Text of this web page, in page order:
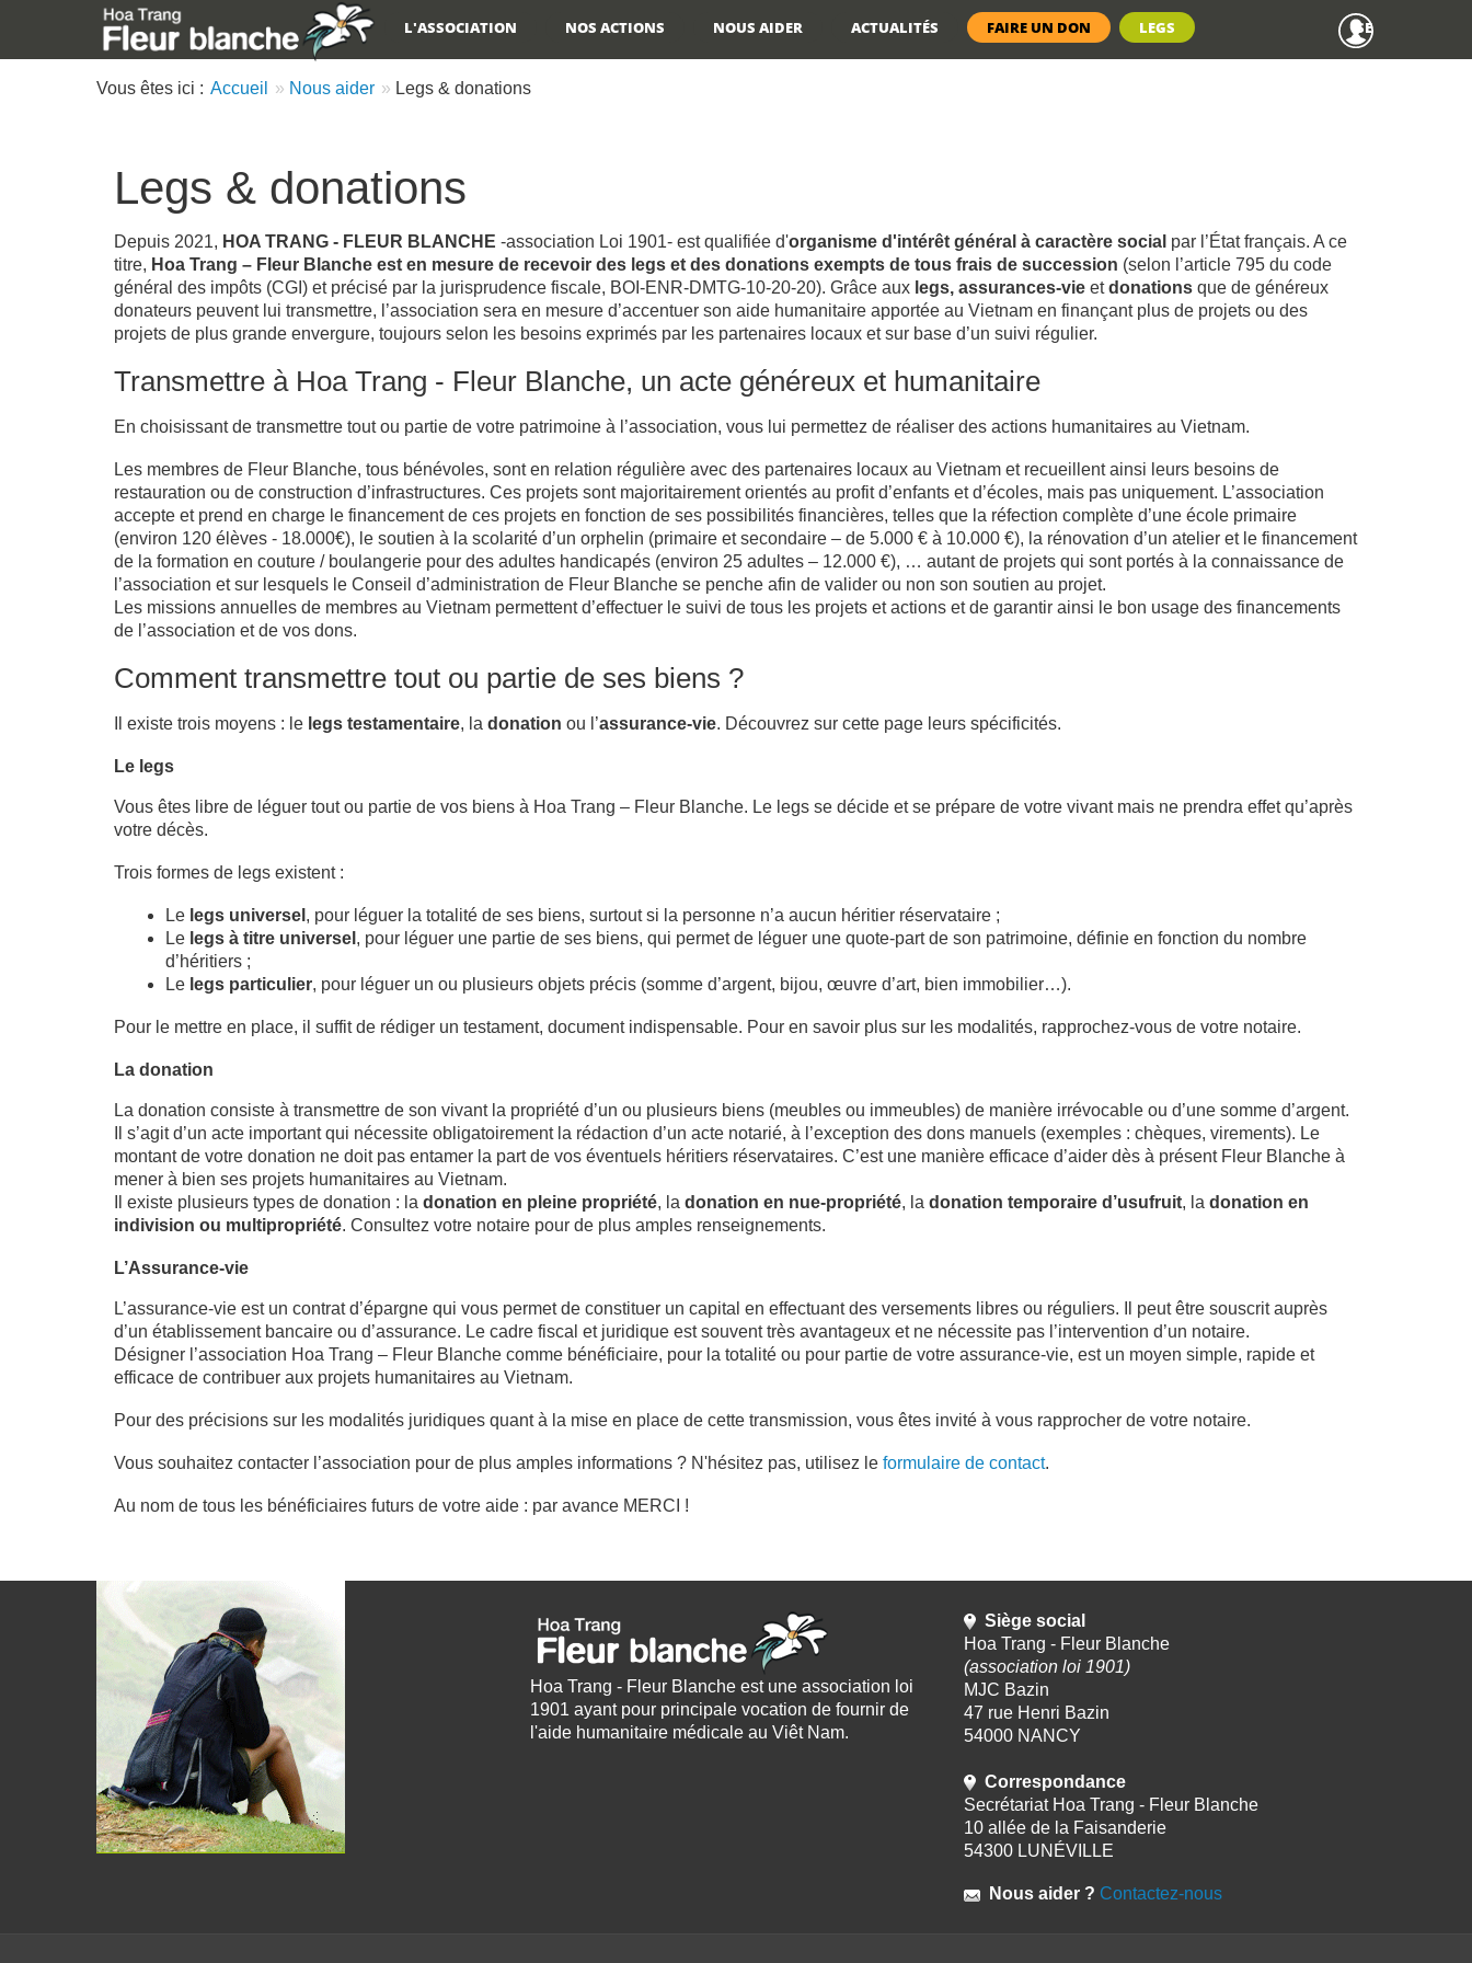
Main menu L'ASSOCIATION NOS ACTIONS NOUS AIDER ACTUALITÉS FAIRE UN DON LEGS
Menu
anonyme
SE CONNECTER
Vous êtes ici : Accueil Nous aider Legs & donations
Legs & donations
Depuis 2021, HOA TRANG - FLEUR BLANCHE -association Loi 1901- est qualifiée d'organisme d'intérêt général à caractère social par l’État français. A ce
titre, Hoa Trang – Fleur Blanche est en mesure de recevoir des legs et des donations exempts de tous frais de succession (selon l’article 795 du code
général des impôts (CGI) et précisé par la jurisprudence fiscale, BOI-ENR-DMTG-10-20-20). Grâce aux legs, assurances-vie etdonations que de généreux
donateurs peuvent lui transmettre, l’association sera en mesure d’accentuer son aide humanitaire apportée au Vietnam en finançant plus de projets ou des
projets de plus grande envergure, toujours selon les besoins exprimés par les partenaires locaux et sur base d’un suivi régulier.
Transmettre à Hoa Trang - Fleur Blanche, un acte généreux et humanitaire
En choisissant de transmettre tout ou partie de votre patrimoine à l’association, vous lui permettez de réaliser des actions humanitaires au Vietnam.
Les membres de Fleur Blanche, tous bénévoles, sont en relation régulière avec des partenaires locaux au Vietnam et recueillent ainsi leurs besoins de
restauration ou de construction d’infrastructures. Ces projets sont majoritairement orientés au profit d’enfants et d’écoles, mais pas uniquement. L’association
accepte et prend en charge le financement de ces projets en fonction de ses possibilités financières, telles que la réfection complète d’une école primaire
(environ 120 élèves - 18.000€), le soutien à la scolarité d’un orphelin (primaire et secondaire – de 5.000 € à 10.000 €), la rénovation d’un atelier et le financement
de la formation en couture / boulangerie pour des adultes handicapés (environ 25 adultes – 12.000 €), … autant de projets qui sont portés à la connaissance de
l’association et sur lesquels le Conseil d’administration de Fleur Blanche se penche afin de valider ou non son soutien au projet.
Les missions annuelles de membres au Vietnam permettent d’effectuer le suivi de tous les projets et actions et de garantir ainsi le bon usage des financements
de l’association et de vos dons.
Comment transmettre tout ou partie de ses biens ?
Il existe trois moyens : le legs testamentaire, la donation ou l’assurance-vie. Découvrez sur cette page leurs spécificités.
Le legs
Vous êtes libre de léguer tout ou partie de vos biens à Hoa Trang – Fleur Blanche. Le legs se décide et se prépare de votre vivant mais ne prendra effet qu’après
votre décès.
Trois formes de legs existent :
Le legs universel , pour léguer la totalité de ses biens, surtout si la personne n’a aucun héritier réservataire ;
Le legs à titre universel , pour léguer une partie de ses biens, qui permet de léguer une quote-part de son patrimoine, définie en fonction du nombre
d’héritiers ;
Le legs particulier, pour léguer un ou plusieurs objets précis (somme d’argent, bijou, œuvre d’art, bien immobilier…).
Pour le mettre en place, il suffit de rédiger un testament, document indispensable. Pour en savoir plus sur les modalités, rapprochez-vous de votre notaire.
La donation
La donation consiste à transmettre de son vivant la propriété d’un ou plusieurs biens (meubles ou immeubles) de manière irrévocable ou d’une somme d’argent.
Il s’agit d’un acte important qui nécessite obligatoirement la rédaction d’un acte notarié, à l’exception des dons manuels (exemples : chèques, virements). Le
montant de votre donation ne doit pas entamer la part de vos éventuels héritiers réservataires. C’est une manière efficace d’aider dès à présent Fleur Blanche à
mener à bien ses projets humanitaires au Vietnam.
Il existe plusieurs types de donation : la donation en pleine propriété, la donation en nue-propriété, la donation temporaire d’usufruit, la donation en
indivision ou multipropriété. Consultez votre notaire pour de plus amples renseignements.
L’Assurance-vie
L’assurance-vie est un contrat d’épargne qui vous permet de constituer un capital en effectuant des versements libres ou réguliers. Il peut être souscrit auprès
d’un établissement bancaire ou d’assurance. Le cadre fiscal et juridique est souvent très avantageux et ne nécessite pas l’intervention d’un notaire.
Désigner l’association Hoa Trang – Fleur Blanche comme bénéficiaire, pour la totalité ou pour partie de votre assurance-vie, est un moyen simple, rapide et
efficace de contribuer aux projets humanitaires au Vietnam.
Pour des précisions sur les modalités juridiques quant à la mise en place de cette transmission, vous êtes invité à vous rapprocher de votre notaire.
Vous souhaitez contacter l’association pour de plus amples informations ? N'hésitez pas, utilisez le formulaire de contact.
Au nom de tous les bénéficiaires futurs de votre aide : par avance MERCI !
Hoa Trang - Fleur Blanche est une association loi
1901 ayant pour principale vocation de fournir de
l'aide humanitaire médicale au Viêt Nam.
Siège social
Hoa Trang - Fleur Blanche
(association loi 1901)
MJC Bazin
47 rue Henri Bazin
54000 NANCY
Correspondance
Secrétariat Hoa Trang - Fleur Blanche
10 allée de la Faisanderie
54300 LUNÉVILLE
Nous aider ? Contactez-nous